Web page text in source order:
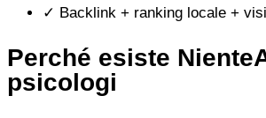
✓ Backlink + ranking locale +
Perché esiste
psicologi